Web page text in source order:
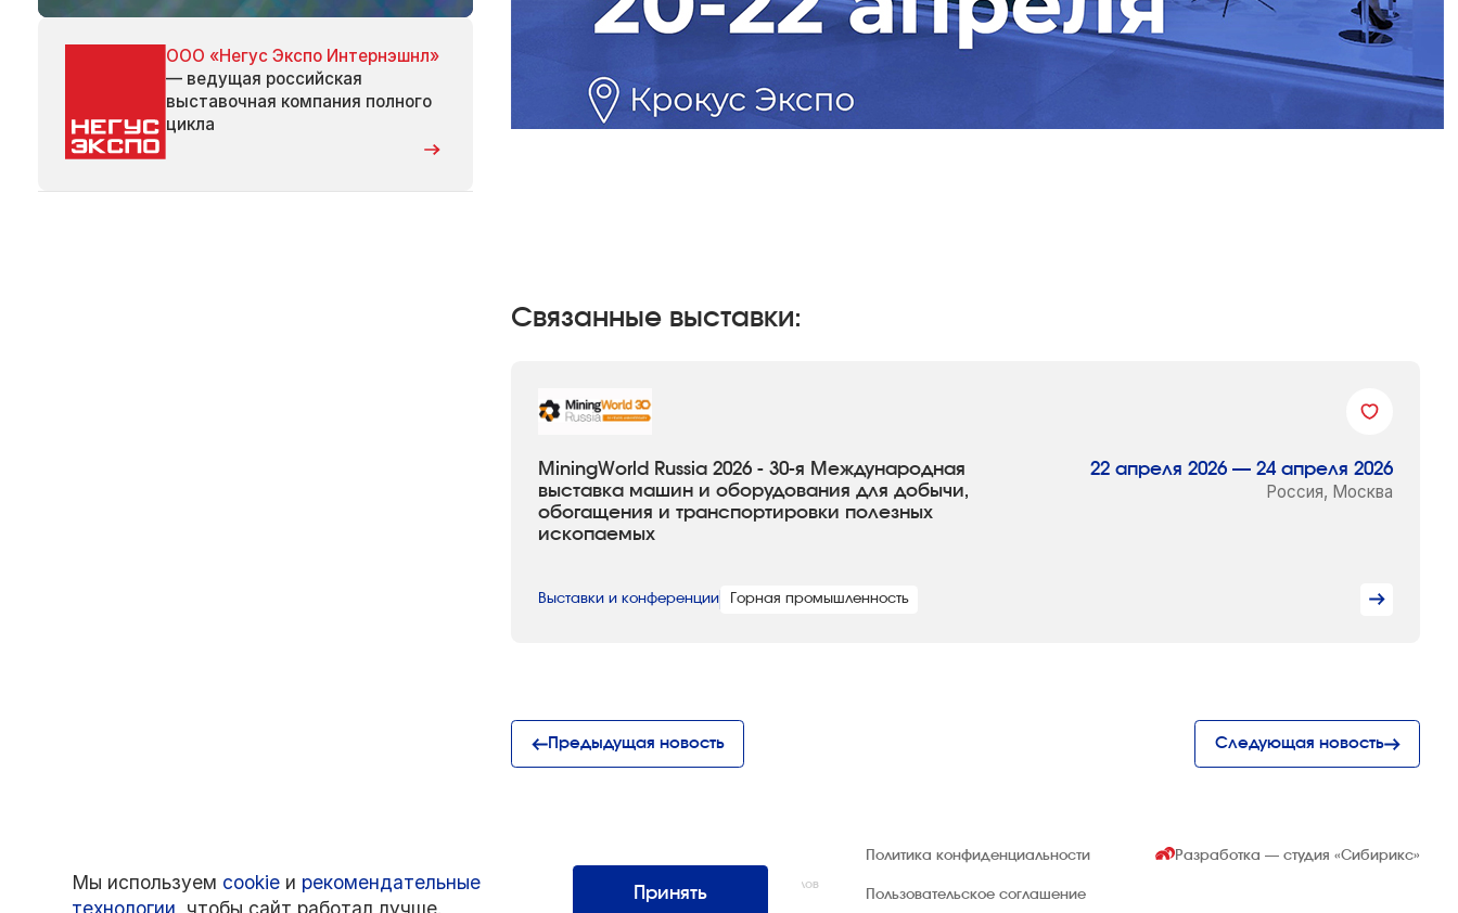
ООО «Негус Экспо Интернэшнл»
— ведущая российская
выставочная компания полного
цикла
Связанные выставки:
MiningWorld Russia 2026 - 30-я Международная
выставка машин и оборудования для добычи,
обогащения и транспортировки полезных
ископаемых
22 апреля 2026 — 24 апреля 2026
Россия, Москва
Выставки и конференции Горная промышленность
Предыдущая новость Следующая новость
Интернэшнл»
Все права защищены. Использование материалов
возможно только со ссылкой на источник.
Политика конфиденциальности
Пользовательское соглашение
Разработка — студия«Сибирикс»
Мы используем cookie и рекомендательные
технологии , чтобы сайт работал лучше.
Принять